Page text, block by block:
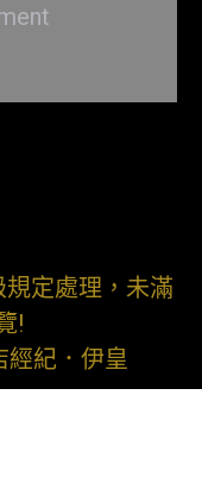
定處理，未滿
!
紀．伊皇